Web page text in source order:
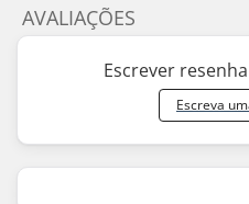
AVALIAÇÕES
Escrever
Escreva